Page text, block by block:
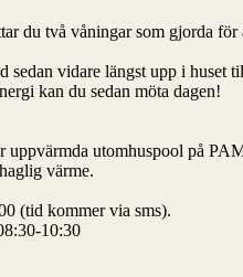
du två våningar som gjorda
vidare längst upp i
kan du sedan möta dagen!
utomhuspool på
värme.
(tid kommer via sms).
10:30